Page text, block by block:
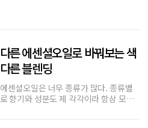
운 향을 찾게 된다. 이럴 때,
다른 에센셜오일로 바꿔보는 색
다른 블렌딩
에센셜오일은 너무 종류가 많다. 종류별
로 향기와 성분도 제 각각이라 항상 모든